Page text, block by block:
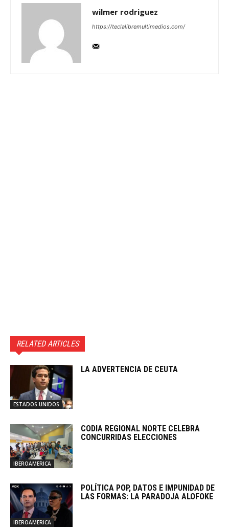
wilmer rodriguez
https://teclalibremultimedios.com/
RELATED ARTICLES
ESTADOS UNIDOS
LA ADVERTENCIA DE CEUTA
IBEROAMERICA
CODIA REGIONAL NORTE CELEBRA
CONCURRIDAS ELECCIONES
IBEROAMERICA
POLÍTICA POP, DATOS E IMPUNIDAD DE
LAS FORMAS: LA PARADOJA ALOFOKE